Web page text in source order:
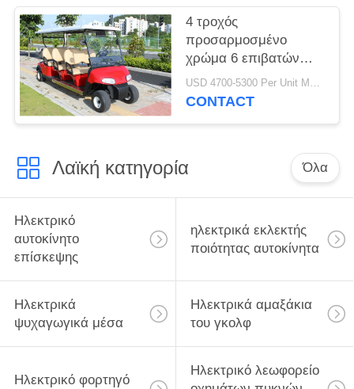
4 τροχός
προσαρμοσμένο
χρώμα 6 επιβατών
γκολφ ηλεκτρικών
καροτσιών Powered by
USD 4700-5300 Per Unit MOQ:2 μονάδες
CONTACT
Λαϊκή κατηγορία Όλα
Ηλεκτρικό
αυτοκίνητο
επίσκεψης
ηλεκτρικά εκλεκτής
ποιότητας αυτοκίνητα
Ηλεκτρικά
ψυχαγωγικά μέσα
Ηλεκτρικά αμαξάκια
του γκολφ
Ηλεκτρικό φορτηγό
Ηλεκτρικό λεωφορείο